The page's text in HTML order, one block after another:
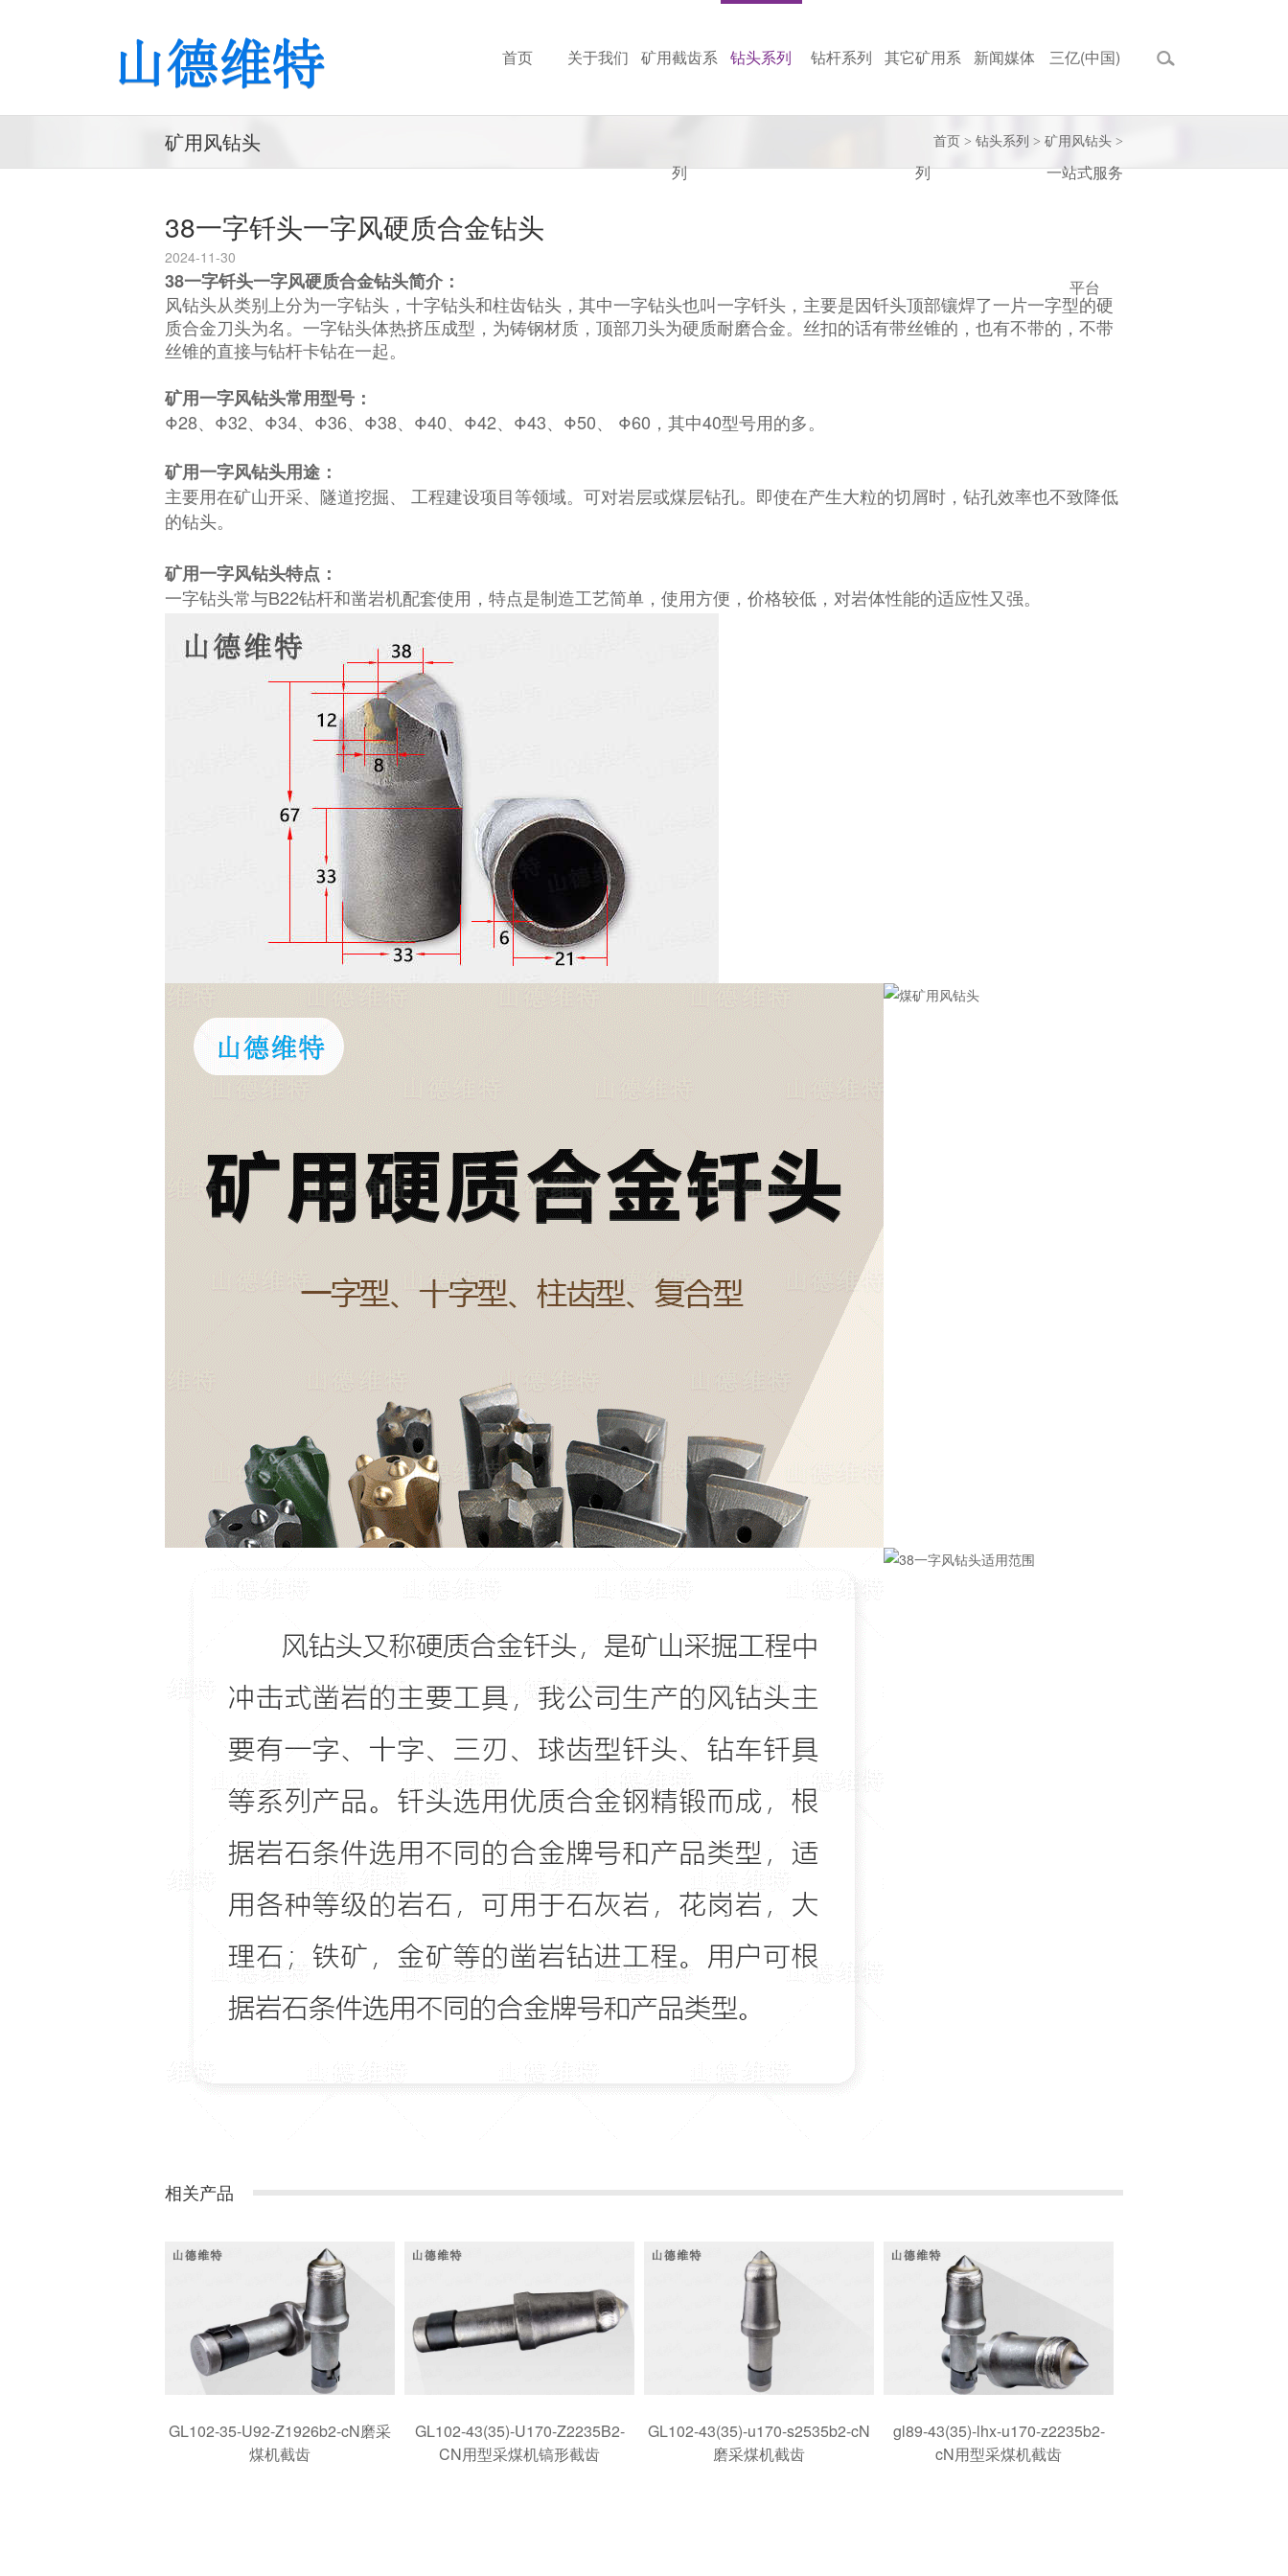
首页 关于我们 矿用截齿系
列
钻头系列 钻杆系列 其它矿用系
列
新闻媒体 三亿(中国)
一站式服务
平台
矿用风钻头 首页 > 钻头系列 > 矿用风钻头 >
38一字钎头一字风硬质合金钻头
2024-11-30
38一字钎头一字风硬质合金钻头简介：
风钻头从类别上分为一字钻头，十字钻头和柱齿钻头，其中一字钻头也叫一字钎头，主要是因钎头顶部镶焊了一片一字型的硬
质合金刀头为名。一字钻头体热挤压成型，为铸钢材质，顶部刀头为硬质耐磨合金。丝扣的话有带丝锥的，也有不带的，不带
丝锥的直接与钻杆卡钻在一起。
矿用一字风钻头常用型号：
Φ28、Φ32、Φ34、Φ36、Φ38、Φ40、Φ42、Φ43、Φ50、 Φ60，其中40型号用的多。
矿用一字风钻头用途：
主要用在矿山开采、隧道挖掘、 工程建设项目等领域。可对岩层或煤层钻孔。即使在产生大粒的切屑时，钻孔效率也不致降低
的钻头。
矿用一字风钻头特点：
一字钻头常与B22钻杆和凿岩机配套使用，特点是制造工艺简单，使用方便，价格较低，对岩体性能的适应性又强。
相关产品
GL102-35-U92-Z1926b2-cN磨采
煤机截齿
GL102-43(35)-U170-Z2235B2-
CN用型采煤机镐形截齿
GL102-43(35)-u170-s2535b2-cN
磨采煤机截齿
gl89-43(35)-lhx-u170-z2235b2-
cN用型采煤机截齿